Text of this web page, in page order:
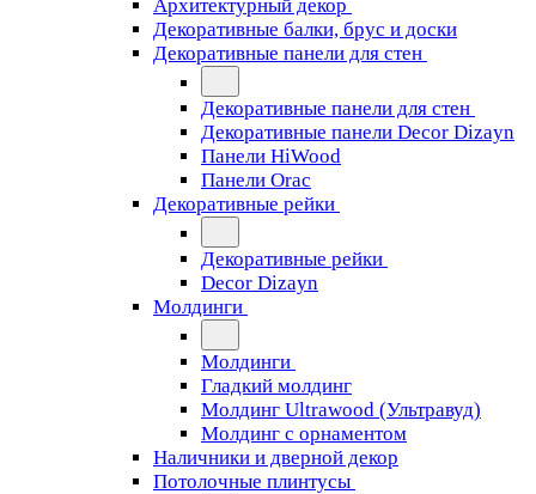
Архитектурный декор
Декоративные балки, брус и доски
Декоративные панели для стен
Декоративные панели для стен
Декоративные панели Decor Dizayn
Панели HiWood
Панели Orac
Декоративные рейки
Декоративные рейки
Decor Dizayn
Молдинги
Молдинги
Гладкий молдинг
Молдинг Ultrawood (Ультравуд)
Молдинг с орнаментом
Наличники и дверной декор
Потолочные плинтусы